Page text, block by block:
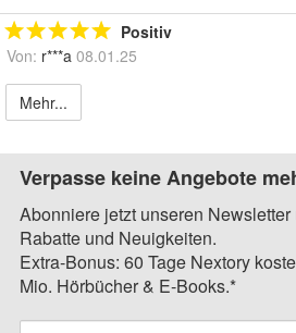
Positiv
Von: r***a 08.01.25
Mehr...
Verpasse keine Angebote
Abonniere jetzt unseren
Rabatte und Neuigkeiten.
Extra-Bonus: 60 Tage Nextory
Mio. Hörbücher & E-Books.*